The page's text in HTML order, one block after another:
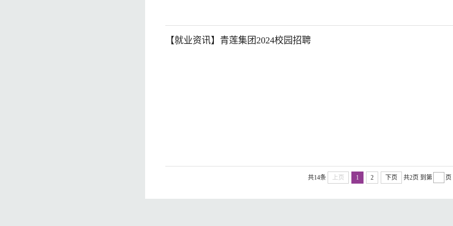
【就业资讯】青莲集团2024校园招聘
共14条 上页 1 2 下页 共2页 到第 页